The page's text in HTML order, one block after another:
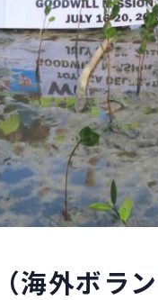
海外ボラン